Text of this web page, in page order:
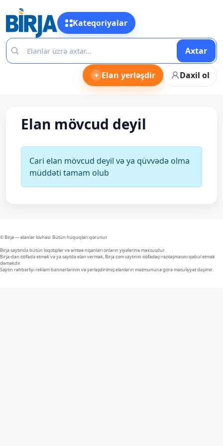
Kateqoriyalar
Axtar
+ Elan yerləşdir Daxil ol
Elan mövcud deyil
Cari elan mövcud deyil və ya qüvvədə olma
müddəti tamam olub
© Birja — elanlar lövhəsi. Bütün hüquqları qorunur
Birja saytında bütün loqotiplər və əmtəə nişanları onların yiyələrinə məxsusdur.
Birja-dan istifadə etmək və ya saytda elan vermək, Birja.com saytının istifadəçi razılaşmasını qəbul etmək
deməkdir.
Saytın rəhbərliyi reklam bannerlərinin və yerləşdirilmiş elanların məzmununa görə məsuliyyət daşımır.